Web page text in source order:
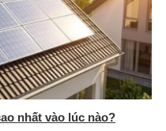
nhất vào lúc nào?